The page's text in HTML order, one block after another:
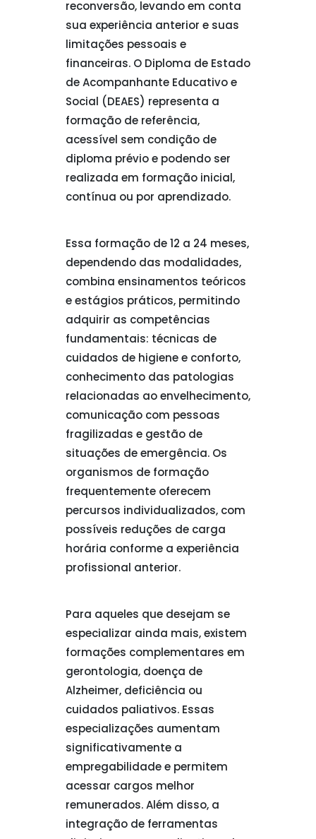
reconversão, levando em conta
sua experiência anterior e suas
limitações pessoais e
financeiras. O Diploma de Estado
de Acompanhante Educativo e
Social (DEAES) representa a
formação de referência,
acessível sem condição de
diploma prévio e podendo ser
realizada em formação inicial,
contínua ou por aprendizado.
Essa formação de 12 a 24 meses,
dependendo das modalidades,
combina ensinamentos teóricos
e estágios práticos, permitindo
adquirir as competências
fundamentais: técnicas de
cuidados de higiene e conforto,
conhecimento das patologias
relacionadas ao envelhecimento,
comunicação com pessoas
fragilizadas e gestão de
situações de emergência. Os
organismos de formação
frequentemente oferecem
percursos individualizados, com
possíveis reduções de carga
horária conforme a experiência
profissional anterior.
Para aqueles que desejam se
especializar ainda mais, existem
formações complementares em
gerontologia, doença de
Alzheimer, deficiência ou
cuidados paliativos. Essas
especializações aumentam
significativamente a
empregabilidade e permitem
acessar cargos melhor
remunerados. Além disso, a
integração de ferramentas